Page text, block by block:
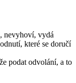
nevyhoví, vydá
které se doručí
podat odvolání, a to